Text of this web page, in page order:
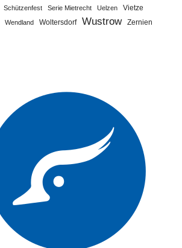
Schützenfest Serie Mietrecht Uelzen Vietze
Wendland Woltersdorf Wustrow Zernien